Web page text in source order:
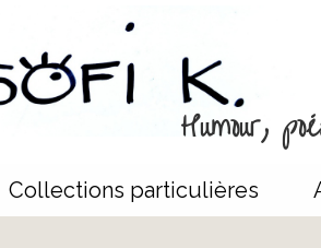
Humour,
Collections particulières